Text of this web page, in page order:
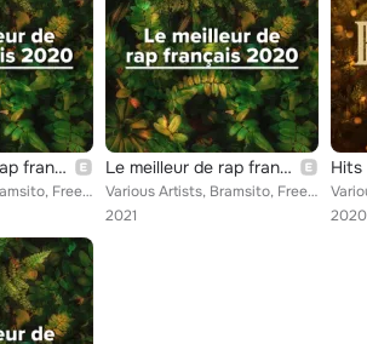
Le meilleur de rap français 2020
Various Artists, Bramsito, Freeze Corleone, Bolémvn, Caballero & JeanJass, RK, Gradur, SDM, Hatik, Wejdene, UZI, Maes, Soolking,...
Le meilleur de rap français 2020
Various Artists, Bramsito, Freeze Corleone, Bolémvn, Caballero & JeanJass, RK, Gradur, SDM, Hatik, Wejdene, UZI, Maes, Soolking,...
2021
Hits
2020